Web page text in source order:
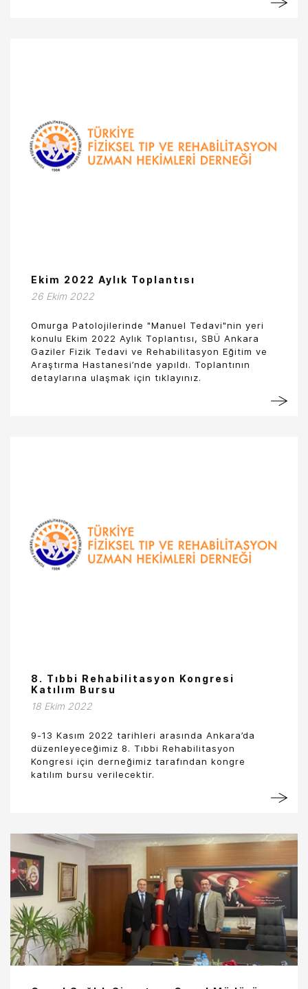
Ekim 2022 Aylık Toplantısı
26 Ekim 2022
Omurga Patolojilerinde "Manuel Tedavi"nin yeri
konulu Ekim 2022 Aylık Toplantısı, SBÜ Ankara
Gaziler Fizik Tedavi ve Rehabilitasyon Eğitim ve
Araştırma Hastanesi’nde yapıldı. Toplantının
detaylarına ulaşmak için tıklayınız.
8. Tıbbi Rehabilitasyon Kongresi
Katılım Bursu
18 Ekim 2022
9-13 Kasım 2022 tarihleri arasında Ankara’da
düzenleyeceğimiz 8. Tıbbi Rehabilitasyon
Kongresi için derneğimiz tarafından kongre
katılım bursu verilecektir.